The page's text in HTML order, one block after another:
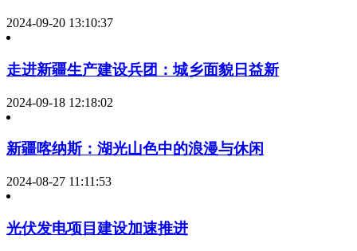
2024-09-20 13:10:37
走进新疆生产建设兵团：城乡面貌日益新
2024-09-18 12:18:02
新疆喀纳斯：湖光山色中的浪漫与休闲
2024-08-27 11:11:53
光伏发电项目建设加速推进